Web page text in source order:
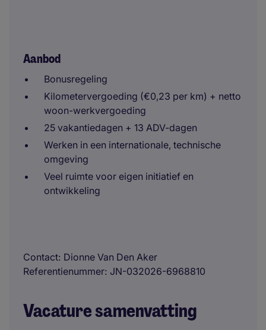
Aanbod
Bonusregeling
Kilometervergoeding (€0,23 per km) + netto
woon-werkvergoeding
25 vakantiedagen + 13 ADV-dagen
Werken in een internationale, technische
omgeving
Veel ruimte voor eigen initiatief en
ontwikkeling
Contact Dionne Van Den Aker
Referentienummer JN-032026-6968810
Vacature samenvatting